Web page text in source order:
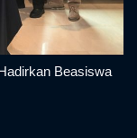
Beasiswa